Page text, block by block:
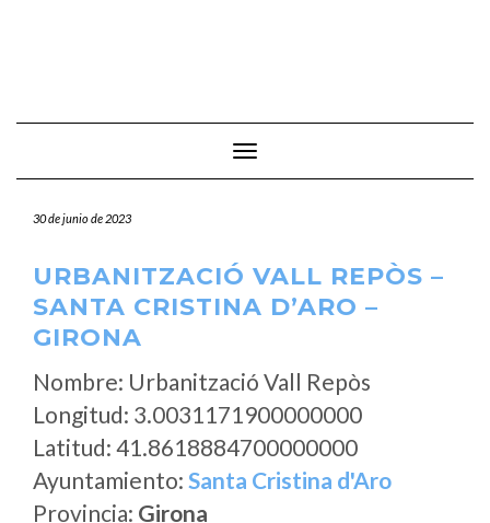
Cambiar modo de navegación
30 de junio de 2023
URBANITZACIÓ VALL REPÒS –
SANTA CRISTINA D’ARO –
GIRONA
Nombre: Urbanització Vall Repòs
Longitud: 3.0031171900000000
Latitud: 41.8618884700000000
Ayuntamiento: Santa Cristina d'Aro
Provincia: Girona